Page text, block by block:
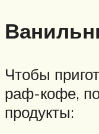
Чтобы
раф-кофе,
продукты: